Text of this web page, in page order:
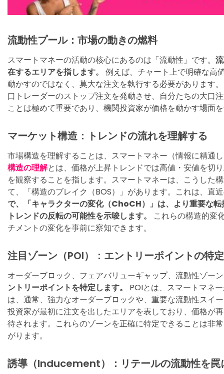
流動性プール：市場の動きの燃料
スマートマネーの活動の核心にあるのは「流動性」です。
在するエリアを指します。
例えば、チャート上で明確な高
動かすのではなく、莫大な注文を執行する必要があります
口トレーダーのストップ注文を発動させ、自分たちの大口
ことは極めて重要であり、機関投資家が価格を動かす場面
マーケット構造：トレンドの流れを理解する
市場構造を理解することは、スマートマネー（情報に精通
構造の理解とは、価格が上昇トレンドでは高値・安値を切
を観察することを指します。スマートマネーは、こうした
て、「構造のブレイク（BOS）」があります。これは、直
で、「キャラクターの変化（ChoCH）」は、より重要な
トレンドの反転の可能性を示唆します。
これらの構造的変
チメントの変化を事前に察知できます。
注目ゾーン（POI）：エントリーポイントの特定
オーダーブロック、フェアバリューギャップ、流動性ゾー
ントリーポイントを特定します。
POIとは、スマートマネ
は、通常、強力なオーダーブロックや、重要な流動性スイ
投資家が最初に注文を出したエリアを表しており、価格が
待されます。これらのゾーンを正確に特定できることは非
がります。
誘導（Inducement）：リテールの流動性を罠